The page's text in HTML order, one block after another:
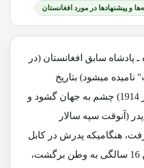
و پیشنهادها در مورد افغانستان
سابق افغانستان (در
نامیده میشود) بتاریخ
22میزان 1293ش (15 اکتوبر 1914) چشم به جهان گشود و
(آنوقت سپه سالار
هنگامیکه پدرش در کابل
به پادشاهی رسید، او به سن 16 سالگی به وطن برگشت،